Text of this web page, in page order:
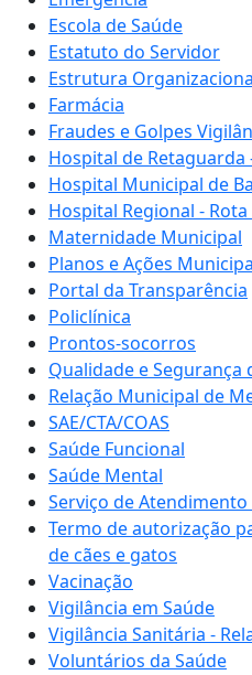
Escola de Saúde
Estatuto do Servidor
Estrutura
Farmácia
Fraudes e Golpes
Hospital de Retaguarda
Hospital Municipal de
Hospital Regional -
Maternidade Municipal
Planos e Ações
Portal da Transparência
Policlínica
Prontos-socorros
Qualidade e Segurança
Relação Municipal de
SAE/CTA/COAS
Saúde Funcional
Saúde Mental
Serviço de Atendimento
Termo de autorização
de cães e gatos
Vacinação
Vigilância em Saúde
Vigilância Sanitária -
Voluntários da Saúde